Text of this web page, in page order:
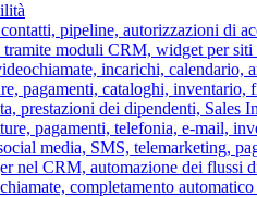
pipeline, autorizzazioni di
moduli CRM, widget per
incarichi, calendario,
pagamenti, cataloghi, inventario,
prestazioni dei dipendenti, Sales
pagamenti, telefonia, e-mail,
media, SMS, telemarketing,
nel CRM, automazione dei flussi
completamento